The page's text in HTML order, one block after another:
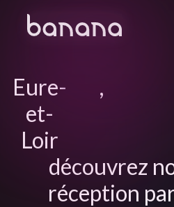
Eure-
et-
Loir
,
découvrez
réception